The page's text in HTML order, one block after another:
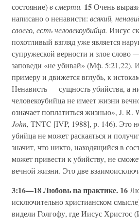
состояние)в смерти. 15Очень
написано о ненависти: всякий,
своего, есть человекоубийца. Иисус
похотливый взгляд уже является
супружеской верности и злое слово
заповеди «не убивай» (Мф. 5:21,22).
примеру и движется вглубь, к
Ненависть — сущность убийства, а
человекоубийца не имеет жизни
означает поплатиться жизнью», J. R.
John, TNTC [IVP, 1988], p. 146). Это
убийца не может раскаяться и
значит, что никто, находящийся в
может привести к убийству, не
вечной жизни. Это две
3:16—18 Любовь на практике. 16
исключительно христианском
видели Голгофу, где Иисус Христос